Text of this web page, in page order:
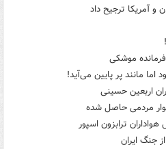
و آمریکا ترجیح داد
موشکی
مانند پر پایین می‌آید!
اربعین حسینی
مردمی حاصل شده
ترابزون اسپور
جنگ ایران